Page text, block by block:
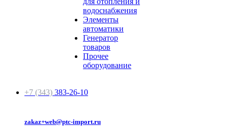
водоснабжения
Элементы
автоматики
Генератор
товаров
Прочее
оборудование
+7 (343) 383-26-10
zakaz+web@ptc-import.ru